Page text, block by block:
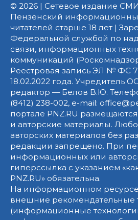
© 2026 | Сетевое издание СМИ
Пензенский
читателей старше 18 лет |
Федеральной службой по
связи, информационных
коммуникаций
Реестровая запись ЭЛ № ФС
18.02.2022 года. Учредитель
редактор — Белов В.Ю.
(8412) 238-002, e-mail:
портале PNZ.RU
и авторские материалы.
авторских материалов без
редакции запрещено. При
информационных или
гиперссылка с указанием
PNZ.RU» обязательна.
На информационном
внешние рекомендательные
(информационные